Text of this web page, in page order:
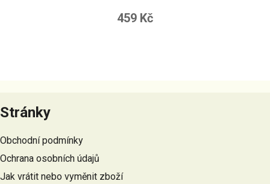
459 Kč
á
p
a
í
Stránky
Obchodní podmínky
Ochrana osobních údajů
Jak vrátit nebo vyměnit zboží